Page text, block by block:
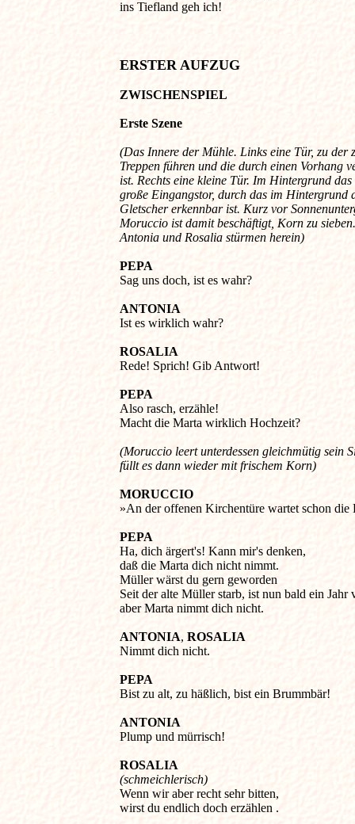
ERSTER AUFZUG
ZWISCHENSPIEL
(Das Innere der Mühle. Links eine Tür, zu der
Treppen führen und die durch einen Vorhang
ist. Rechts eine kleine Tür. Im Hintergrund
große Eingangstor, durch das im Hintergrund
Gletscher erkennbar ist. Kurz vor
Moruccio ist damit beschäftigt, Korn zu
Antonia und Rosalia stürmen herein)
PEPA
Sag uns doch, ist es wahr?
ANTONIA
ROSALIA
Rede! Sprich! Gib Antwort!
PEPA
Also rasch, erzähle!
Macht die Marta wirklich Hochzeit?
(Moruccio leert unterdessen gleichmütig sein
füllt es dann wieder mit frischem Korn)
MORUCCIO
»An der offenen Kirchentüre wartet schon
PEPA
Ha, dich ärgert's! Kann mir's denken,
daß die Marta dich nicht nimmt.
Müller wärst du gern geworden
Seit der alte Müller starb, ist nun bald ein Jahr
aber Marta nimmt dich nicht.
ANTONIA, ROSALIA
Nimmt dich nicht.
PEPA
Bist zu alt, zu häßlich, bist ein Brummbär!
ANTONIA
Plump und mürrisch!
ROSALIA
(schmeichlerisch)
Wenn wir aber recht sehr bitten,
wirst du endlich doch erzählen .